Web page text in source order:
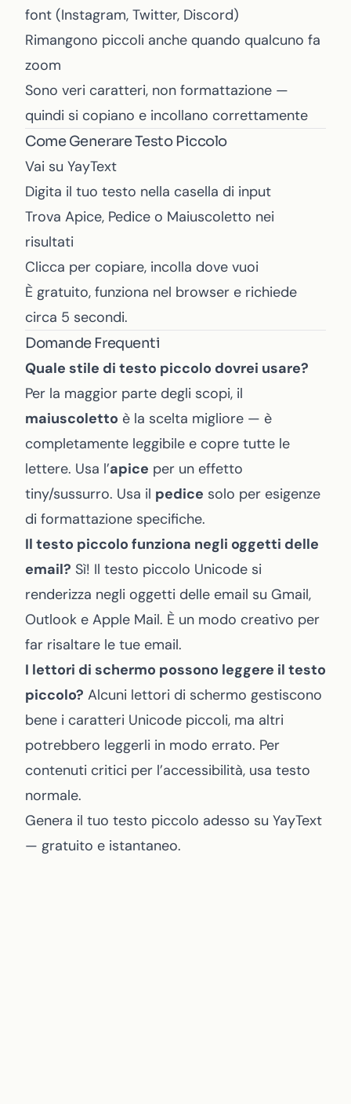
font (Instagram, Twitter, Discord)
Rimangono piccoli anche quando qualcuno fa
zoom
Sono veri caratteri, non formattazione —
quindi si copiano e incollano correttamente
Come Generare Testo Piccolo
Vai su YayText
Digita il tuo testo nella casella di input
Trova Apice, Pedice o Maiuscoletto nei
risultati
Clicca per copiare, incolla dove vuoi
È gratuito, funziona nel browser e richiede
circa 5 secondi.
Domande Frequenti
Quale stile di testo piccolo dovrei usare?
Per la maggior parte degli scopi, il
maiuscoletto è la scelta migliore — è
completamente leggibile e copre tutte le
lettere. Usa l’apice per un effetto
tiny/sussurro. Usa il pedice solo per esigenze
di formattazione specifiche.
Il testo piccolo funziona negli oggetti delle
email? Sì! Il testo piccolo Unicode si
renderizza negli oggetti delle email su Gmail,
Outlook e Apple Mail. È un modo creativo per
far risaltare le tue email.
I lettori di schermo possono leggere il testo
piccolo? Alcuni lettori di schermo gestiscono
bene i caratteri Unicode piccoli, ma altri
potrebbero leggerli in modo errato. Per
contenuti critici per l’accessibilità, usa testo
normale.
Genera il tuo testo piccolo adesso su YayText
— gratuito e istantaneo.